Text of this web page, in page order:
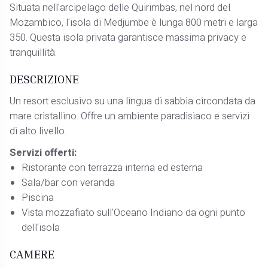
Situata nell'arcipelago delle Quirimbas, nel nord del
Mozambico, l'isola di Medjumbe è lunga 800 metri e larga
350. Questa isola privata garantisce massima privacy e
tranquillità.
DESCRIZIONE
Un resort esclusivo su una lingua di sabbia circondata da
mare cristallino. Offre un ambiente paradisiaco e servizi
di alto livello.
Servizi offerti:
Ristorante con terrazza interna ed esterna
Sala/bar con veranda
Piscina
Vista mozzafiato sull'Oceano Indiano da ogni punto
dell'isola
CAMERE